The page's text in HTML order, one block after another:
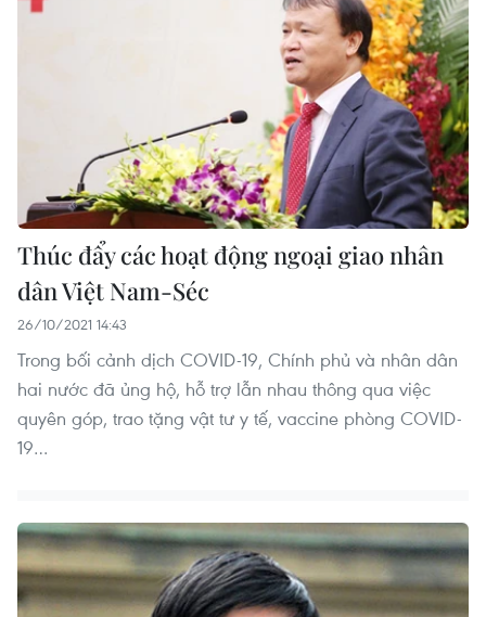
Thúc đẩy các hoạt động ngoại giao nhân
dân Việt Nam-Séc
26/10/2021 14:43
Trong bối cảnh dịch COVID-19, Chính phủ và nhân dân
hai nước đã ủng hộ, hỗ trợ lẫn nhau thông qua việc
quyên góp, trao tặng vật tư y tế, vaccine phòng COVID-
19…